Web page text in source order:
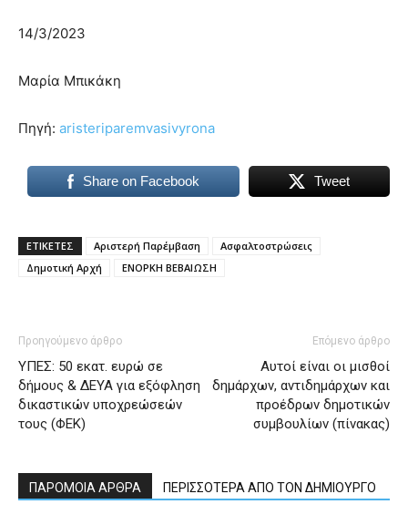
14/3/2023
Μαρία Μπικάκη
Πηγή: aristeriparemvasivyrona
Share on Facebook Tweet
ΕΤΙΚΕΤΕΣ Αριστερή Παρέμβαση
Ασφαλτοστρώσεις
Δημοτική Αρχή
ΕΝΟΡΚΗ ΒΕΒΑΙΩΣΗ
Προηγούμενο άρθρο
ΥΠΕΣ: 50 εκατ. ευρώ σε
δήμους & ΔΕΥΑ για εξόφληση
δικαστικών υποχρεώσεών
τους (ΦΕΚ)
Επόμενο άρθρο
Αυτοί είναι οι μισθοί
δημάρχων, αντιδημάρχων και
προέδρων δημοτικών
συμβουλίων (πίνακας)
ΠΑΡΟΜΟΙΑ ΑΡΘΡΑ ΠΕΡΙΣΣΟΤΕΡΑ ΑΠΟ ΤΟΝ ΔΗΜΙΟΥΡΓΟ